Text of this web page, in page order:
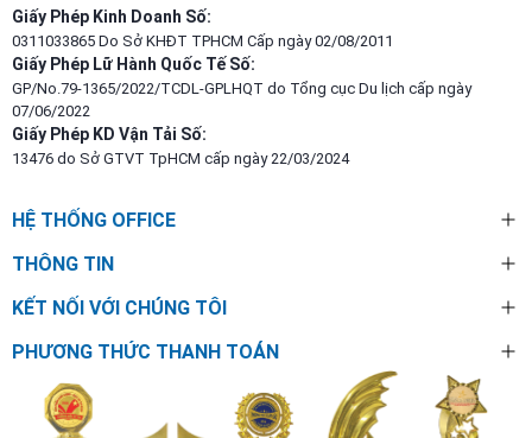
Giấy Phép Kinh Doanh Số:
0311033865 Do Sở KHĐT TPHCM Cấp ngày 02/08/2011
Giấy Phép Lữ Hành Quốc Tế Số:
GP/No.79-1365/2022/TCDL-GPLHQT do Tổng cục Du lịch cấp ngày
07/06/2022
Giấy Phép KD Vận Tải Số:
13476 do Sở GTVT TpHCM cấp ngày 22/03/2024
HỆ THỐNG OFFICE
THÔNG TIN
KẾT NỐI VỚI CHÚNG TÔI
PHƯƠNG THỨC THANH TOÁN